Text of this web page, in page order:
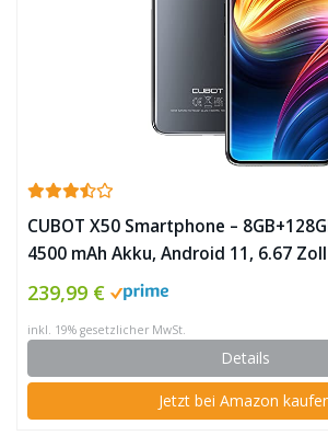
CUBOT X50 Smartphone –
4500 mAh Akku, Android 11, 6.67
Quad Kamera, Dual SIM, Face ID, NFC ✪
239,99 €
inkl. 19% gesetzlicher MwSt.
Details
Jetzt bei Amazon